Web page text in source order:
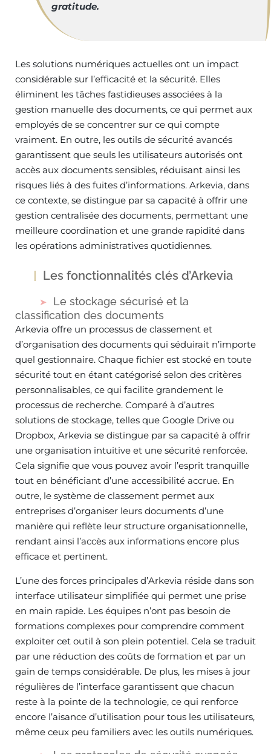
gratitude.
Les solutions numériques actuelles ont un impact
considérable sur l’efficacité et la sécurité. Elles
éliminent les tâches fastidieuses associées à la
gestion manuelle des documents, ce qui permet aux
employés de se concentrer sur ce qui compte
vraiment. En outre, les outils de sécurité avancés
garantissent que seuls les utilisateurs autorisés ont
accès aux documents sensibles, réduisant ainsi les
risques liés à des fuites d’informations. Arkevia, dans
ce contexte, se distingue par sa capacité à offrir une
gestion centralisée des documents, permettant une
meilleure coordination et une grande rapidité dans
les opérations administratives quotidiennes.
Les fonctionnalités clés d’Arkevia
Le stockage sécurisé et la
classification des documents
Arkevia offre un processus de classement et
d’organisation des documents qui séduirait n’importe
quel gestionnaire. Chaque fichier est stocké en toute
sécurité tout en étant catégorisé selon des critères
personnalisables, ce qui facilite grandement le
processus de recherche. Comparé à d’autres
solutions de stockage, telles que Google Drive ou
Dropbox, Arkevia se distingue par sa capacité à offrir
une organisation intuitive et une sécurité renforcée.
Cela signifie que vous pouvez avoir l’esprit tranquille
tout en bénéficiant d’une accessibilité accrue. En
outre, le système de classement permet aux
entreprises d’organiser leurs documents d’une
manière qui reflète leur structure organisationnelle,
rendant ainsi l’accès aux informations encore plus
efficace et pertinent.
L’une des forces principales d’Arkevia réside dans son
interface utilisateur simplifiée qui permet une prise
en main rapide. Les équipes n’ont pas besoin de
formations complexes pour comprendre comment
exploiter cet outil à son plein potentiel. Cela se traduit
par une réduction des coûts de formation et par un
gain de temps considérable. De plus, les mises à jour
régulières de l’interface garantissent que chacun
reste à la pointe de la technologie, ce qui renforce
encore l’aisance d’utilisation pour tous les utilisateurs,
même ceux peu familiers avec les outils numériques.